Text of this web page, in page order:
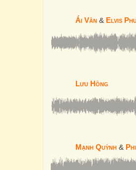
Ái Vân & Elvis
Lưu Hồng
Mạnh Quỳnh &